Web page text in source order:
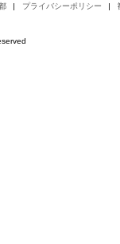
プライバシーポリシー